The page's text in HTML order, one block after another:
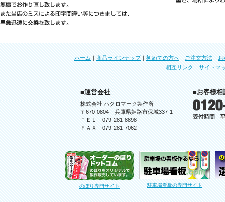
ホーム ｜ 商品ラインナップ｜ 初めての方へ ｜ ご注文方法 ｜ お
相互リンク ｜ サイトマ
■運営会社
株式会社 ハクロマーク製作所
〒670-0804 兵庫県姫路市保城337-1
ＴＥＬ 079-281-8898
ＦＡＸ 079-281-7062
■お客様相
のぼり専門サイト 駐車場看板の専門サイト